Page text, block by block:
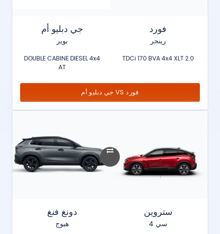
فورد
رينجر
2.0 TDCi 170 BVA 4x4 XLT
جي دبليو أم
بوير
DOUBLE CABINE DIESEL 4x4
AT
فورد VS جي دبليو أم
ستروين
سي 4
دونغ فنغ
هيوج